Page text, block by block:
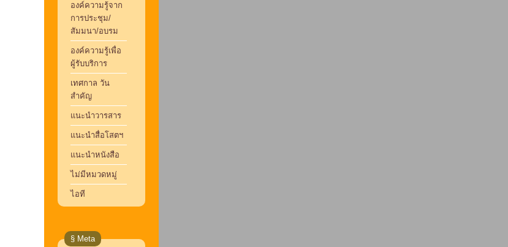
องค์ความรู้จาก
การประชุม/
สัมมนา/อบรม
องค์ความรู้เพื่อ
ผู้รับบริการ
เทศกาล วัน
สำคัญ
แนะนำวารสาร
แนะนำสื่อโสตฯ
แนะนำหนังสือ
ไม่มีหมวดหมู่
ไอที
§ Meta